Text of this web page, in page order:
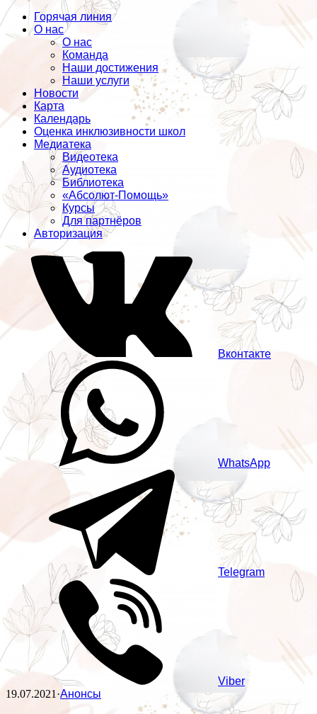
Горячая линия
О нас
О нас
Команда
Наши достижения
Наши услуги
Новости
Карта
Календарь
Оценка инклюзивности школ
Медиатека
Видеотека
Аудиотека
Библиотека
«Абсолют-Помощь»
Курсы
Для партнёров
Авторизация
Вконтакте
WhatsApp
Telegram
Viber
19.07.2021·Анонсы